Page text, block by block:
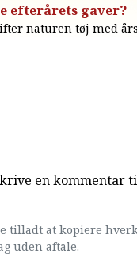
efterårets gaver?
naturen tøj med
en kommentar
tilladt at kopiere
uden aftale.